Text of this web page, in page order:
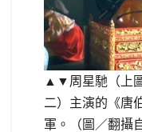
▲▼周星馳（上
二）主演的《唐
軍。（圖／翻攝